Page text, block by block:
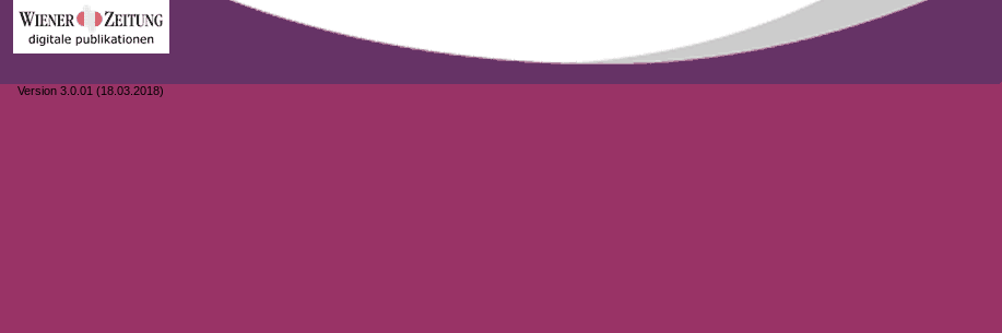
Version 3.0.01 (18.03.2018)